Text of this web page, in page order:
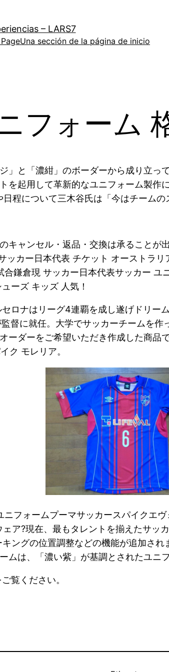
– LARS7
Una sección de la página de inicio
フォーム
」と「濃紺」のボーダーから成り立っ
を起用して革新的なユニフォーム製作
程について三木谷氏は「今はチーム
キャンセル・返品・交換は承ること
ッカー日本代表 チケット オーストラ
鎌倉現 サッカー日本代表サッカー
ーズ キッズ 人気！
ロナはリーグ4連覇を成し遂げドリー
督に就任。大学でサッカーチームを
ーダーをご希望いただき作成した商
ク モレリア。
フォームプーマサッカースパイクエ
ェア?現在、最もタレントを揃えたサ
ングの位置調整などの機能が追加さ
は、「濃い紫」が基調とされたユニフ
覧ください。